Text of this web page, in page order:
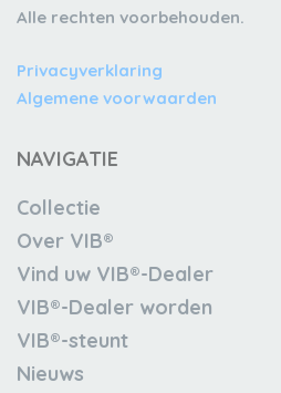
Alle rechten voorbehouden.
Privacyverklaring
Algemene voorwaarden
NAVIGATIE
Collectie
Over VIB®
Vind uw VIB®-Dealer
VIB®-Dealer worden
VIB®-steunt
Nieuws